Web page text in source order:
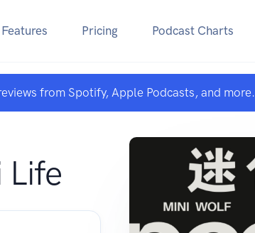
Features Pricing Podcast Charts
from Spotify, Apple Podcasts, and more.